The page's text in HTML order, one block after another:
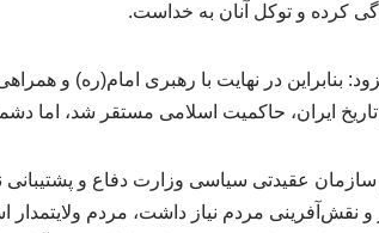
کرده و توکل آنان به خداست.
تاریخ ایران، حاکمیت اسلامی مستقر شد، اما
عقیدتی سیاسی وزارت دفاع و پشتیبانی
نقش‌آفرینی مردم نیاز داشت، مردم ولایتمدار